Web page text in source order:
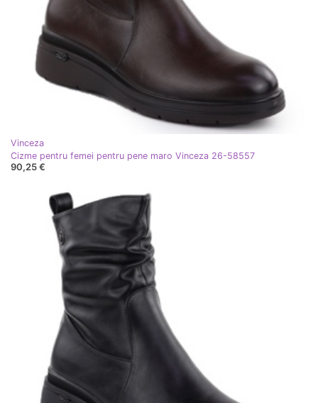
Vinceza
Cizme pentru femei pentru pene maro Vinceza 26-58557
90,25 €